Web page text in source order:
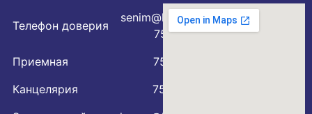
Телефон доверия
senim@kmo.kz
75 77 76
Приемная
75 79 07
Канцелярия
75 78 54